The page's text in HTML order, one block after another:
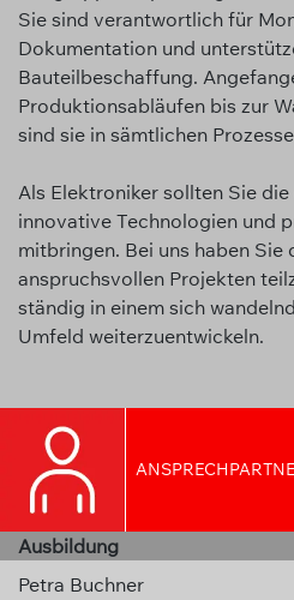
Sie sind verantwortlich für
Dokumentation und
Bauteilbeschaffung.
Produktionsabläufen bis zur
sind sie in sämtlichen
Als Elektroniker sollten Sie
innovative Technologien und
mitbringen. Bei uns haben Sie
anspruchsvollen Projekten
ständig in einem sich
Umfeld weiterzuentwickeln.
Ausbildung
Petra Buchner